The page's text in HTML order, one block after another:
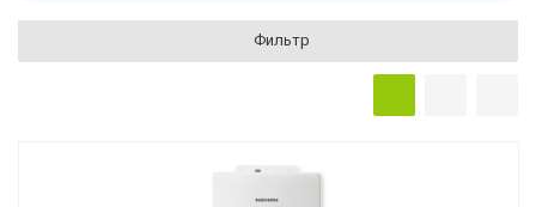
Фильтр